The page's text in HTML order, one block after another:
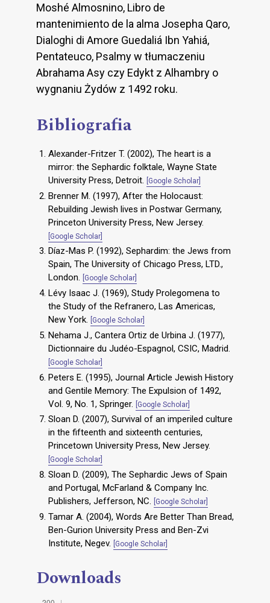
Moshé Almosnino, Libro de
mantenimiento de la alma Josepha Qaro,
Dialoghi di Amore Guedaliá Ibn Yahiá,
Pentateuco, Psalmy w tłumaczeniu
Abrahama Asy czy Edykt z Alhambry o
wygnaniu Żydów z 1492 roku.
Bibliografia
Alexander-Fritzer T. (2002), The heart is a
mirror: the Sephardic folktale, Wayne State
University Press, Detroit.
[Google Scholar]
Brenner M. (1997), After the Holocaust:
Rebuilding Jewish lives in Postwar Germany,
Princeton University Press, New Jersey.
[Google Scholar]
Díaz-Mas P. (1992), Sephardim: the Jews from
Spain, The University of Chicago Press, LTD.,
London.
[Google Scholar]
Lévy Isaac J. (1969), Study Prolegomena to
the Study of the Refranero, Las Americas,
New York.
[Google Scholar]
Nehama J., Cantera Ortiz de Urbina J. (1977),
Dictionnaire du Judéo-Espagnol, CSIC, Madrid.
[Google Scholar]
Peters E. (1995), Journal Article Jewish History
and Gentile Memory: The Expulsion of 1492,
Vol. 9, No. 1, Springer.
[Google Scholar]
Sloan D. (2007), Survival of an imperiled culture
in the fifteenth and sixteenth centuries,
Princetown University Press, New Jersey.
[Google Scholar]
Sloan D. (2009), The Sephardic Jews of Spain
and Portugal, McFarland & Company Inc.
Publishers, Jefferson, NC.
[Google Scholar]
Tamar A. (2004), Words Are Better Than Bread,
Ben-Gurion University Press and Ben-Zvi
Institute, Negev.
[Google Scholar]
Downloads